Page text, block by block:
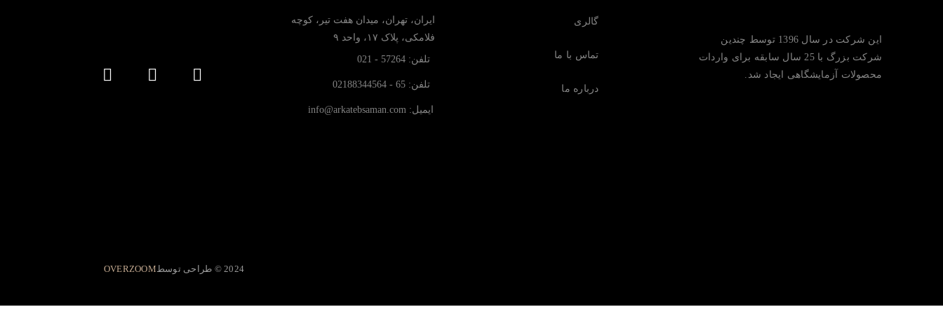
این شرکت در سال 1396 توسط چندین
شرکت بزرگ با 25 سال سابقه برای واردات
محصولات آزمایشگاهی ایجاد شد.
گالری
تماس با ما
درباره ما
ایران، تهران، میدان هفت تیر، کوچه
فلامکی، پلاک ۱۷، واحد ۹
تلفن: 57264 - 021
تلفن: 65 - 02188344564
ایمیل: info@arkatebsaman.com
2024 © طراحی توسط OVERZOOM